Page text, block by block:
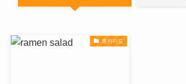
홋카이도